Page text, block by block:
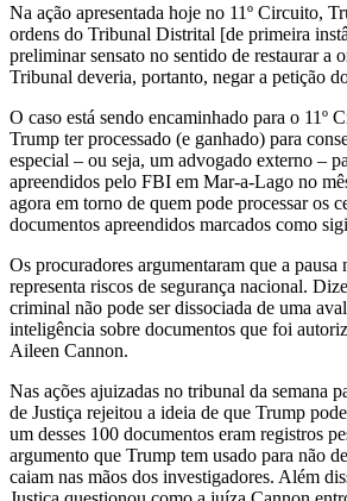
Na ação apresentada hoje no 11º Circuito,
ordens do Tribunal Distrital [de primeira
preliminar sensato no sentido de restaurar a
Tribunal deveria, portanto, negar a petição
O caso está sendo encaminhado para o 11º
Trump ter processado (e ganhado) para
especial – ou seja, um advogado externo –
apreendidos pelo FBI em Mar-a-Lago no
agora em torno de quem pode processar os
documentos apreendidos marcados como
Os procuradores argumentaram que a
representa riscos de segurança nacional.
criminal não pode ser dissociada de uma
inteligência sobre documentos que foi
Aileen Cannon.
Nas ações ajuizadas no tribunal da semana
de Justiça rejeitou a ideia de que Trump
um desses 100 documentos eram registros
argumento que Trump tem usado para não
caiam nas mãos dos investigadores. Além